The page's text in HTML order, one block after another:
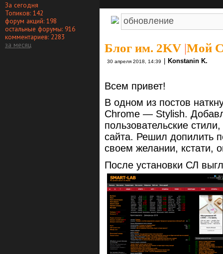
За сегодня
Топиков: 142
форум акций: 198
остальные форумы: 916
комментариев: 2283
за месяц
Блог им. 2KV |Мой
30 апреля 2018, 14:39 Konstanin K.
Всем привет!
В одном из постов
Chrome — Stylish.
пользовательские
сайта. Решил допилить
своем желании, кстати,
После установки СЛ